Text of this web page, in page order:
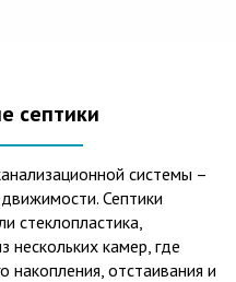
септики
системы –
Септики
стеклопластика,
нескольких камер, где
накопления, отстаивания и